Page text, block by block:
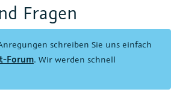
Fragen
schreiben Sie uns einfach
Forum. Wir werden schnell